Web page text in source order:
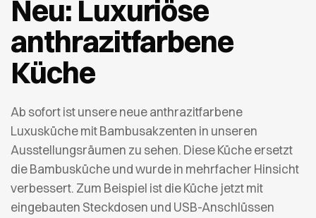
Neu: Luxuriöse
anthrazitfarbene
Küche
Ab sofort ist unsere neue anthrazitfarbene
Luxusküche mit Bambusakzenten in unseren
Ausstellungsräumen zu sehen. Diese Küche ersetzt
die Bambusküche und wurde in mehrfacher Hinsicht
verbessert. Zum Beispiel ist die Küche jetzt mit
eingebauten Steckdosen und USB-Anschlüssen